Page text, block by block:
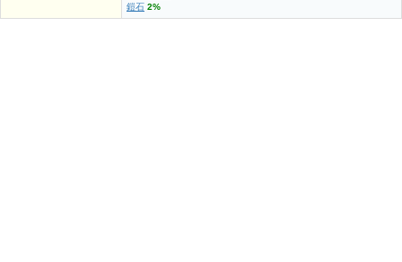
鎧石 2%